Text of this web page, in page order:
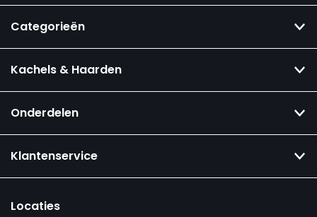
Categorieën
Kachels & Haarden
Onderdelen
Klantenservice
Locaties